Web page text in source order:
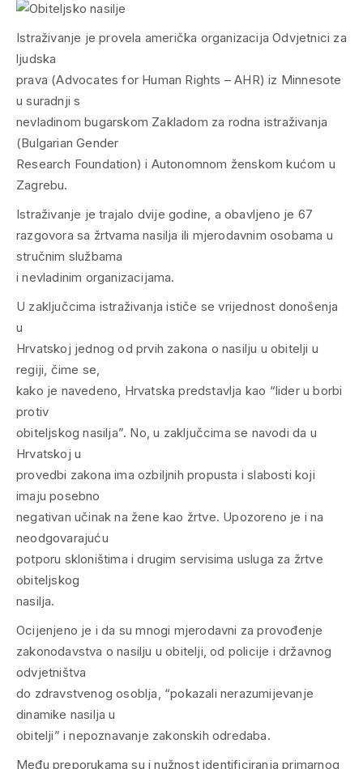
Istraživanje je provela američka organizacija Odvjetnici za
ljudska
prava (Advocates for Human Rights – AHR) iz Minnesote
u suradnji s
nevladinom bugarskom Zakladom za rodna istraživanja
(Bulgarian Gender
Research Foundation) i Autonomnom ženskom kućom u
Zagrebu.
Istraživanje je trajalo dvije godine, a obavljeno je 67
razgovora sa žrtvama nasilja ili mjerodavnim osobama u
stručnim službama
i nevladinim organizacijama.
U zaključcima istraživanja ističe se vrijednost donošenja
u
Hrvatskoj jednog od prvih zakona o nasilju u obitelji u
regiji, čime se,
kako je navedeno, Hrvatska predstavlja kao “lider u borbi
protiv
obiteljskog nasilja”. No, u zaključcima se navodi da u
Hrvatskoj u
provedbi zakona ima ozbiljnih propusta i slabosti koji
imaju posebno
negativan učinak na žene kao žrtve. Upozoreno je i na
neodgovarajuću
potporu skloništima i drugim servisima usluga za žrtve
obiteljskog
nasilja.
Ocijenjeno je i da su mnogi mjerodavni za provođenje
zakonodavstva o nasilju u obitelji, od policije i državnog
odvjetništva
do zdravstvenog osoblja, “pokazali nerazumijevanje
dinamike nasilja u
obitelji” i nepoznavanje zakonskih odredaba.
Među preporukama su i nužnost identificiranja primarnog